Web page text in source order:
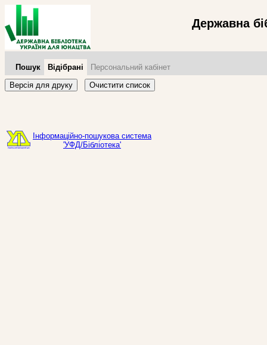
Державна
Пошук Відібрані
Персональний кабінет
Версія для друку
Очистити список
Інформаційно-пошукова система
'УФД/Бібліотека'